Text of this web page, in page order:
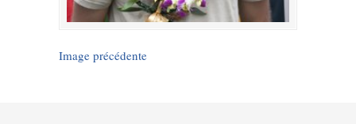
Image précédente